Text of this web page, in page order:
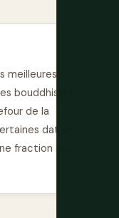
meilleures
bouddhistes
de la
datant
fraction des